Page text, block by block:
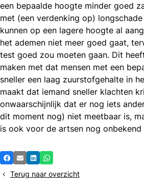
een bepaalde hoogte minder goed
met (een verdenking op)
kunnen op een lagere hoogte al
het ademen niet meer goed gaat,
test goed zou moeten gaan. Dit
maken met dat mensen met een
sneller een laag zuurstofgehalte in
maakt dat iemand sneller klachten
onwaarschijnlijk dat er nog iets
dit moment nog) niet meetbaar is,
is ook voor de artsen nog onbekend
Deel
bericht
Facebook
E-mailLinkedInWhatsapp
Terug naar overzicht